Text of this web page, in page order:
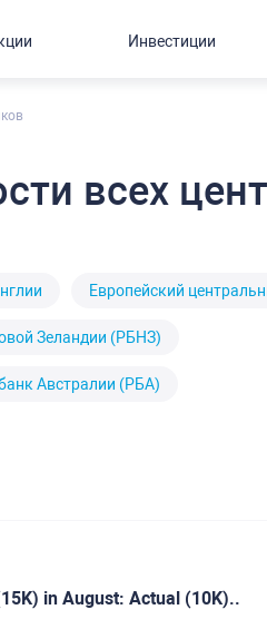
всех
Европейский
Зеландии (РБНЗ)
Австралии (РБА)
in August: Actual (10K)..
Инвестиции